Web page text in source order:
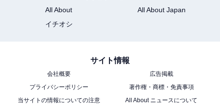
物事が優美で素晴らしい様子、美しい風景や事柄などを
All About
All About Japan
イチオシ
サイト情報
会社概要
広告掲載
プライバシーポリシー
著作権・商標・免責事項
当サイトの情報についての注意
All About ニュースについて